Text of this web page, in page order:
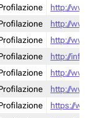
http://
http://
http://
http://
http://
http://
https://